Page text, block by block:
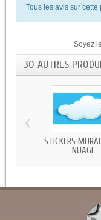
Tous les avis sur
Soyez
30 AUTRES
STICKERS
NUAGE
‹